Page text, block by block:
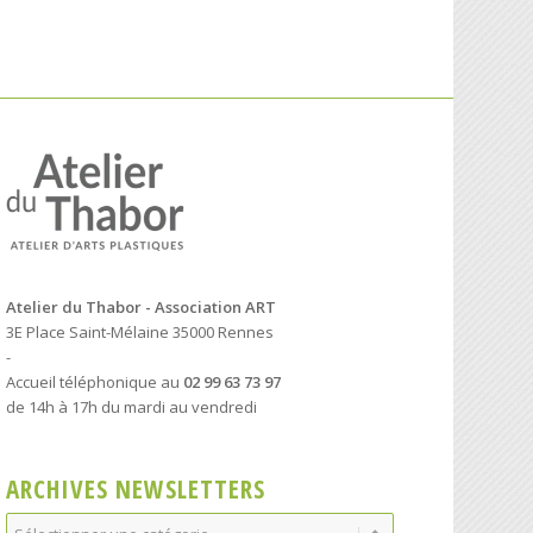
Atelier du Thabor - Association ART
3E Place Saint-Mélaine 35000 Rennes
-
Accueil téléphonique au 02 99 63 73 97
de 14h à 17h du mardi au vendredi
ARCHIVES NEWSLETTERS
Archives